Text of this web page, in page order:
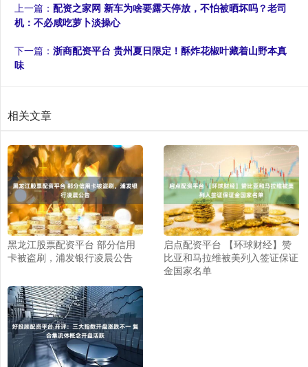
上一篇： 配资之家网 新车为啥要露天停放，不怕被晒坏吗？老司
机：不必咸吃萝卜淡操心
下一篇： 浙商配资平台 贵州夏日限定！酥炸花椒叶藏着山野本真
味
相关文章
黑龙江股票配资平台 部分信用
卡被盗刷，浦发银行凌晨公告
启点配资平台 【环球财经】赞
比亚和马拉维被美列入签证保证
金国家名单